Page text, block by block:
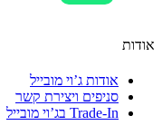
אודות ג’וי מובייל
סניפים ויצירת קשר
Trade-In בג’וי מובייל